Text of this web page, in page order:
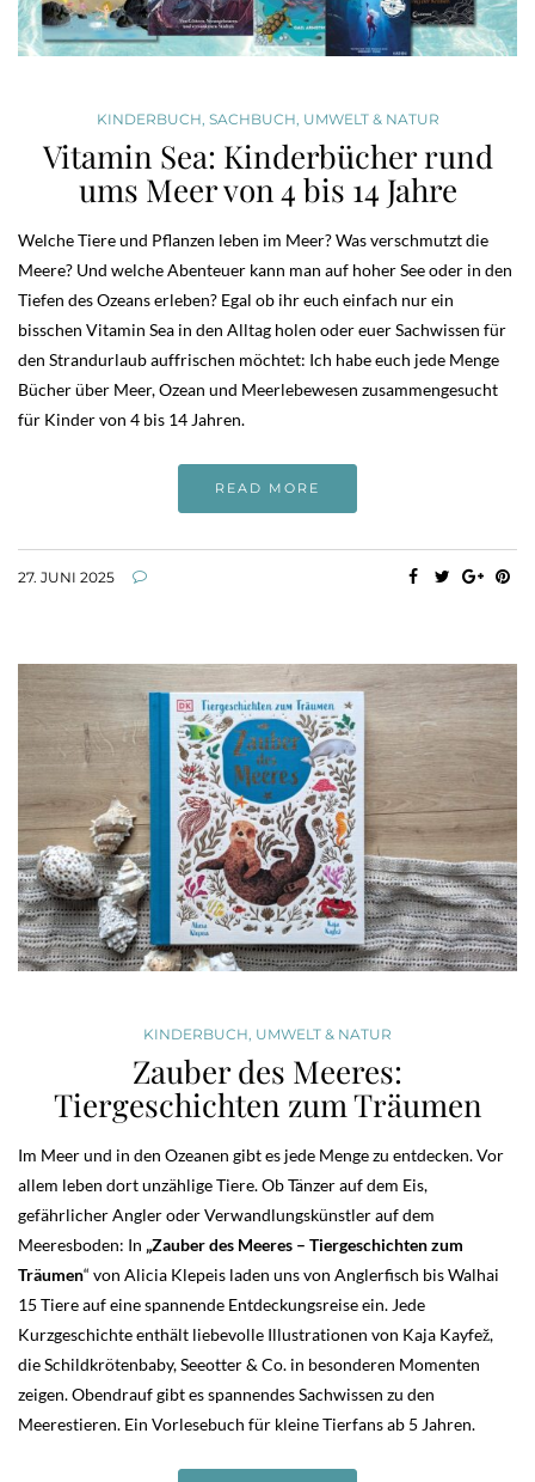
KINDERBUCH, SACHBUCH, UMWELT & NATUR
Vitamin Sea: Kinderbücher rund
ums Meer von 4 bis 14 Jahre
Welche Tiere und Pflanzen leben im Meer? Was verschmutzt die
Meere? Und welche Abenteuer kann man auf hoher See oder in den
Tiefen des Ozeans erleben? Egal ob ihr euch einfach nur ein
bisschen Vitamin Sea in den Alltag holen oder euer Sachwissen für
den Strandurlaub auffrischen möchtet: Ich habe euch jede Menge
Bücher über Meer, Ozean und Meerlebewesen zusammengesucht
für Kinder von 4 bis 14 Jahren.
READ MORE
27. JUNI 2025
KINDERBUCH UMWELT & NATUR
Zauber des Meeres:
Tiergeschichten zum Träumen
Im Meer und in den Ozeanen gibt es jede Menge zu entdecken. Vor
allem leben dort unzählige Tiere. Ob Tänzer auf dem Eis,
gefährlicher Angler oder Verwandlungskünstler auf dem
Meeresboden: In „Zauber des Meeres – Tiergeschichten zum
Träumen“ von Alicia Klepeis laden uns von Anglerfisch bis Walhai
15 Tiere auf eine spannende Entdeckungsreise ein. Jede
Kurzgeschichte enthält liebevolle Illustrationen von Kaja Kayfež,
die Schildkrötenbaby, Seeotter & Co. in besonderen Momenten
zeigen. Obendrauf gibt es spannendes Sachwissen zu den
Meerestieren. Ein Vorlesebuch für kleine Tierfans ab 5 Jahren.